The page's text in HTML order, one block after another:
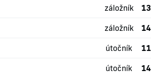
záložník 13
záložník 14
útočník 11
útočník 14